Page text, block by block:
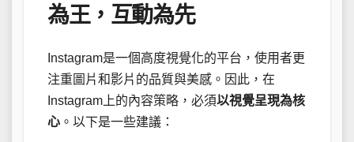
為王，互動為先
Instagram是一個高度視覺化的平台，使用者更
注重圖片和影片的品質與美感。因此，在
Instagram上的內容策略，必須以視覺呈現為核
心 。以下是一些建議：